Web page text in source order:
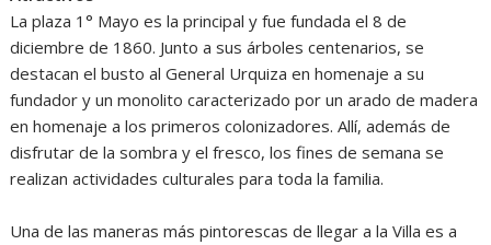
La plaza 1° Mayo es la principal y fue fundada el 8 de
diciembre de 1860. Junto a sus árboles centenarios, se
destacan el busto al General Urquiza en homenaje a su
fundador y un monolito caracterizado por un arado de madera
en homenaje a los primeros colonizadores. Allí, además de
disfrutar de la sombra y el fresco, los fines de semana se
realizan actividades culturales para toda la familia.
Una de las maneras más pintorescas de llegar a la Villa es a